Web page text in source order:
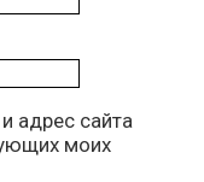
адрес сайта
моих